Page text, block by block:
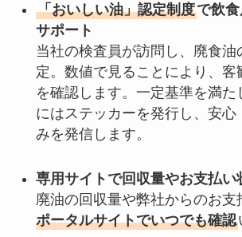
「おいしい油」認定制度で飲
サポート
当社の検査員が訪問し、廃食油
定。数値で見ることにより、客
を確認します。一定基準を満た
にはステッカーを発行し、安心
みを発信します。
専用サイトで回収量やお支払い
廃油の回収量や弊社からのお支
ポータルサイトでいつでも確認